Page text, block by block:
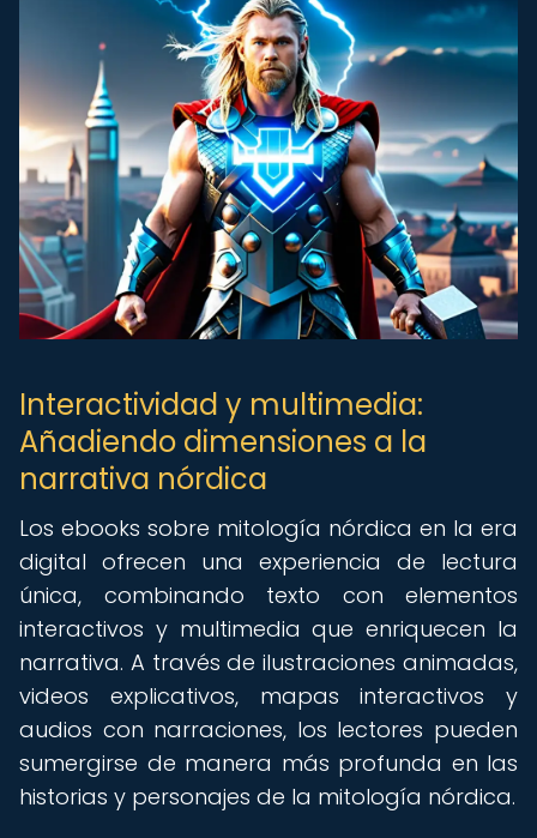
Interactividad y multimedia:
Añadiendo dimensiones a la
narrativa nórdica
Los ebooks sobre mitología nórdica en la era
digital ofrecen una experiencia de lectura
única, combinando texto con elementos
interactivos y multimedia que enriquecen la
narrativa. A través de ilustraciones animadas,
videos explicativos, mapas interactivos y
audios con narraciones, los lectores pueden
sumergirse de manera más profunda en las
historias y personajes de la mitología nórdica.